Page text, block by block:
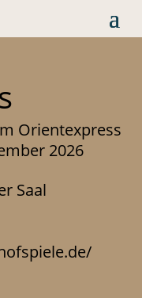
Orientexpress
2026
Saal